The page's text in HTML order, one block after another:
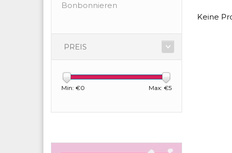
Bonbonnieren
PREIS
Min: €0 Max: €5
Keine